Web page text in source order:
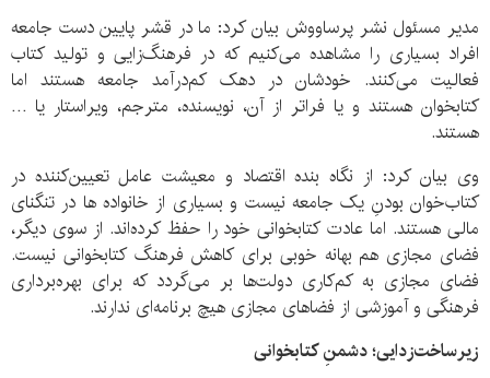
مدیر مسئول نشر پرساووش بیان کرد: ما در قشر پایین دست جامعه
افراد بسیاری را مشاهده می‌کنیم که در فرهنگ‌زایی و تولید کتاب
فعالیت می‌کنند. خودشان در دهک کم‌درآمد جامعه هستند اما
کتابخوان هستند و یا فراتر از آن، نویسنده، مترجم، ویراستار یا …
هستند.
وی بیان کرد: از نگاه بنده اقتصاد و معیشت عامل تعیین‌کننده در
کتاب‌خوان بودنِ یک جامعه نیست و بسیاری از خانواده ها در تنگنای
مالی هستند. اما عادت کتابخوانی خود را حفظ کرده‌اند. از سوی دیگر،
فضای مجازی هم بهانه خوبی برای کاهش فرهنگ کتابخوانی نیست.
فضای مجازی به کم‌کاری دولت‌ها بر می‌گردد که برای بهره‌برداری
فرهنگی و آموزشی از فضاهای مجازی هیچ برنامه‌ای ندارند.
زیرساخت‌زدایی؛ دشمنِ کتابخوانی